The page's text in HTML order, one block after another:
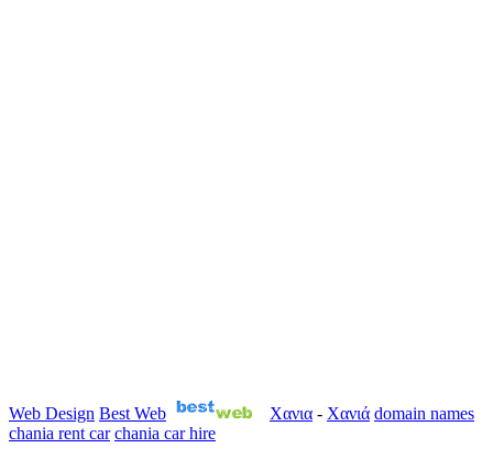
Web Design Best Web Χανια - Χανιά domain names
chania rent car chania car hire